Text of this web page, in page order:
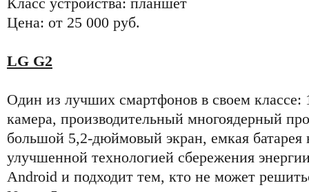
Класс устройства: планшет
Цена: от 25 000 руб.
LG G2
Один из лучших смартфонов в своем классе:
камера, производительный многоядерный
большой 5,2-дюймовый экран, емкая
улучшенной технологией сбережения
Android и подходит тем, кто не может